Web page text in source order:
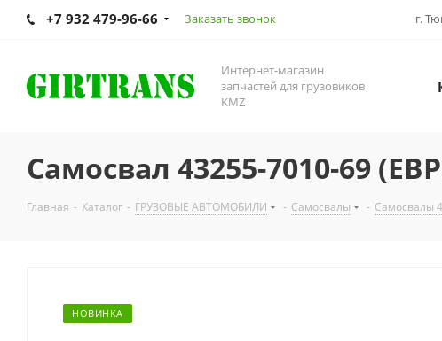
+7 932 479-96-66 Заказать звонок г.
Интернет-магазин
запчастей для грузовиков
KMZ
Самосвал 43255-7010-69
Главная - Каталог - ГРУЗОВЫЕ АВТОМОБИЛИ - Самосвалы - Самосвалы
НОВИНКА